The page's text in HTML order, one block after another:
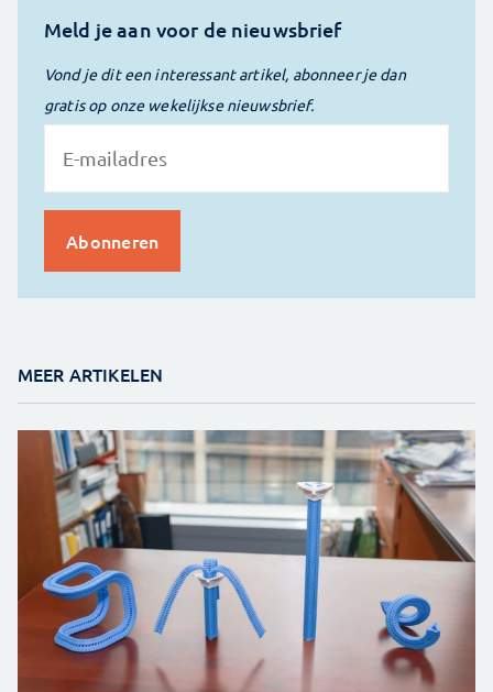
Meld je aan voor de nieuwsbrief
Vond je dit een interessant artikel, abonneer je dan
gratis op onze wekelijkse nieuwsbrief.
MEER ARTIKELEN